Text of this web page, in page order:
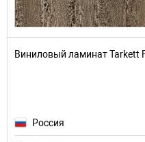
Виниловый ламинат Tarkett
Россия